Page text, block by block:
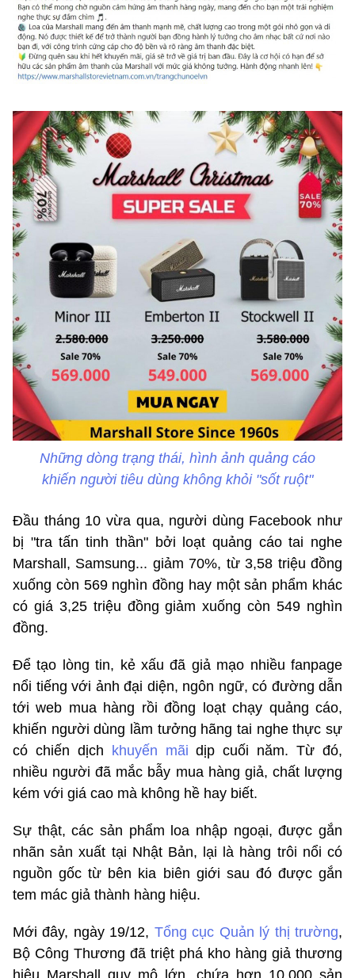
Những dòng trạng thái, hình ảnh quảng cáo
khiến người tiêu dùng không khỏi "sốt ruột"
Đầu tháng 10 vừa qua, người dùng Facebook như
bị "tra tấn tinh thần" bởi loạt quảng cáo tai nghe
Marshall, Samsung... giảm 70%, từ 3,58 triệu đồng
xuống còn 569 nghìn đồng hay một sản phẩm khác
có giá 3,25 triệu đồng giảm xuống còn 549 nghìn
đồng.
Để tạo lòng tin, kẻ xấu đã giả mạo nhiều fanpage
nổi tiếng với ảnh đại diện, ngôn ngữ, có đường dẫn
tới web mua hàng rồi đồng loạt chạy quảng cáo,
khiến người dùng lầm tưởng hãng tai nghe thực sự
có chiến dịch khuyến mãi dịp cuối năm. Từ đó,
nhiều người đã mắc bẫy mua hàng giả, chất lượng
kém với giá cao mà không hề hay biết.
Sự thật, các sản phẩm loa nhập ngoại, được gắn
nhãn sản xuất tại Nhật Bản, lại là hàng trôi nổi có
nguồn gốc từ bên kia biên giới sau đó được gắn
tem mác giả thành hàng hiệu.
Mới đây, ngày 19/12, Tổng cục Quản lý thị trường,
Bộ Công Thương đã triệt phá kho hàng giả thương
hiệu Marshall quy mô lớn, chứa hơn 10.000 sản